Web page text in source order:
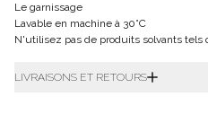
Le garnissage
Lavable en machine à 30°C
N'utilisez pas de produits solvants tels
LIVRAISONS ET RETOURS